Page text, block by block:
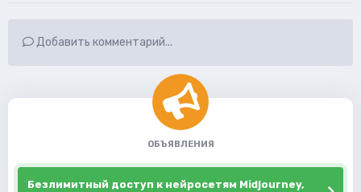
Добавить комментарий...
ОБЪЯВЛЕНИЯ
Безлимитный доступ к нейросетям Midjourney,